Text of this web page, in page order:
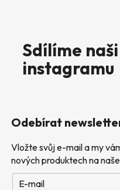
Sdílíme
instagramu
Odebírat
Vložte svůj e-mail a my
nových produktech na
E-mail